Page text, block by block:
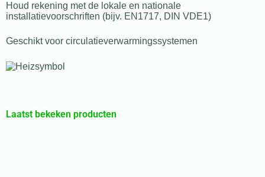
Houd rekening met de lokale en nationale
installatievoorschriften (bijv. EN1717, DIN VDE1)
Geschikt voor circulatieverwarmingssystemen
Laatst bekeken producten